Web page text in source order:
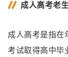
成人高考老
成人高考是指在
考试取得高中毕